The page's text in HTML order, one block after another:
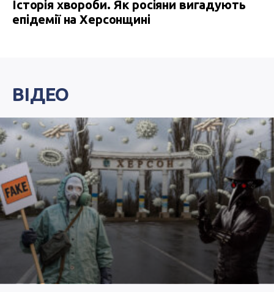
Історія хвороби. Як росіяни вигадують
епідемії на Херсонщині
ВІДЕО